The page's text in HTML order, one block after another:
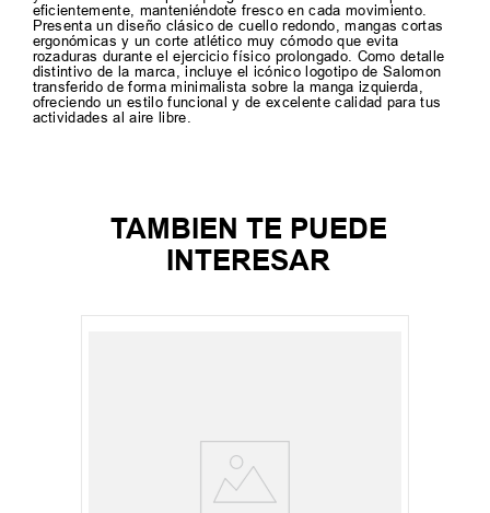
eficientemente, manteniéndote fresco en cada movimiento.
Presenta un diseño clásico de cuello redondo, mangas cortas
ergonómicas y un corte atlético muy cómodo que evita
rozaduras durante el ejercicio físico prolongado. Como detalle
distintivo de la marca, incluye el icónico logotipo de Salomon
transferido de forma minimalista sobre la manga izquierda,
ofreciendo un estilo funcional y de excelente calidad para tus
actividades al aire libre.
TAMBIEN TE PUEDE
INTERESAR